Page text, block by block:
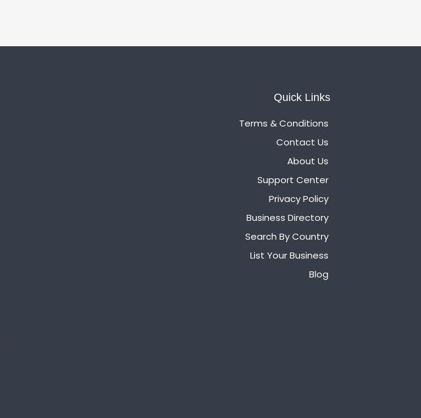
Quick Links
Terms & Conditions
Contact Us
About Us
Support Center
Privacy Policy
Business Directory
Search By Country
List Your Business
Blog